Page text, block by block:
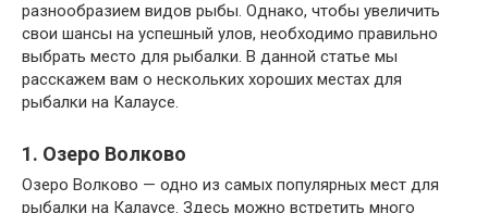
разнообразием видов рыбы. Однако, чтобы увеличить
свои шансы на успешный улов, необходимо правильно
выбрать место для рыбалки. В данной статье мы
расскажем вам о нескольких хороших местах для
рыбалки на Калаусе.
1. Озеро Волково
Озеро Волково — одно из самых популярных мест для
рыбалки на Калаусе. Здесь можно встретить много